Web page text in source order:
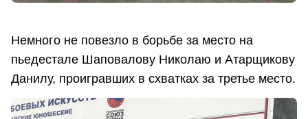
Немного не повезло в борьбе за место на
пьедестале Шаповалову Николаю и Атарщикову
Данилу, проигравших в схватках за третье место.